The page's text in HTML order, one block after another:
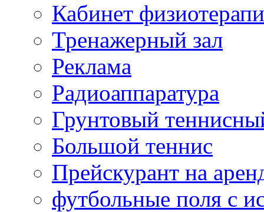
Кабинет
Тренажерный зал
Реклама
Радиоаппаратура
Грунтовый
Большой теннис
Прейскурант на
футбольные поля с